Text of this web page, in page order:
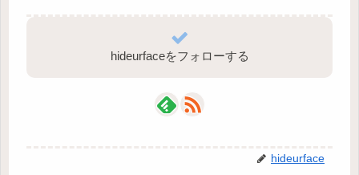
hideurfaceをフォローする
hideurface